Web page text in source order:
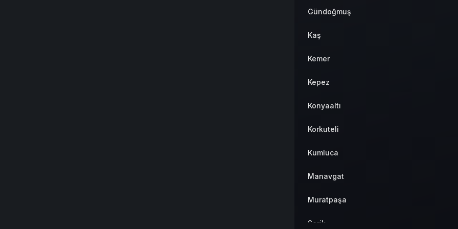
Gündoğmuş
Kaş
Kemer
Kepez
Konyaaltı
Korkuteli
Kumluca
Manavgat
Muratpaşa
Serik